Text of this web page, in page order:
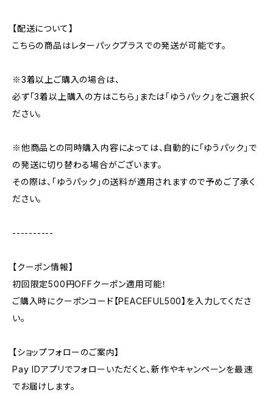
【配送について】
こちらの商品はレターパックプラスでの発送が可能です。
※3着以上ご購入の場合は、
必ず「3着以上購入の方はこちら」または「ゆうパック」をご選択く
ださい。
※他商品との同時購入内容によっては、自動的に「ゆうパック」で
の発送に切り替わる場合がございます。
その際は、「ゆうパック」の送料が適用されますので予めご了承く
ださい。
----------
【クーポン情報】
初回限定500円OFFクーポン適用可能！
ご購入時にクーポンコード【PEACEFUL500】を入力してくださ
い。
【ショップフォローのご案内】
Pay IDアプリでフォローいただくと、新作やキャンペーンを最速
でお届けします。